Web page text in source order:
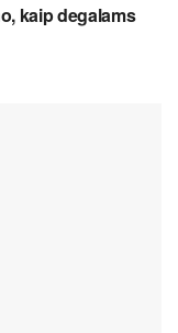
kaip degalams